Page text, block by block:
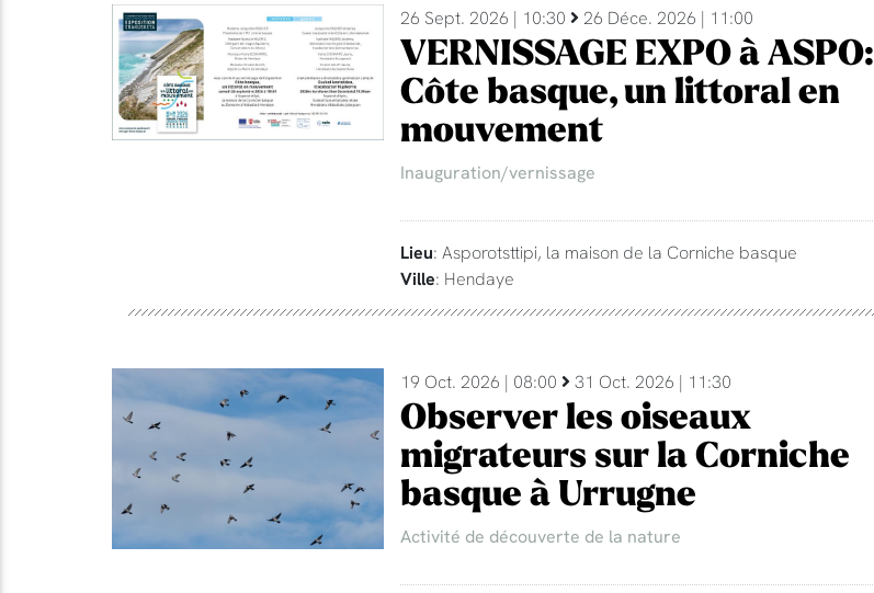
26 Sept. 2026 | 10:30 26 Déce. 2026 | 11:00
VERNISSAGE EXPO à ASPO:
Côte basque, un littoral en
mouvement
Inauguration/vernissage
Lieu: Asporotsttipi, la maison de la Corniche basque
Ville: Hendaye
19 Oct. 2026 | 08:00 31 Oct. 2026 | 11:30
Observer les oiseaux
migrateurs sur la Corniche
basque à Urrugne
Activité de découverte de la nature